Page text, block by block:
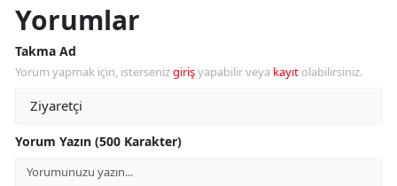
Yorumlar
Takma Ad
Yorum yapmak için, istersenizgirişyapabilir veya kayıt olabilirsiniz.
Yorum Yazın (500 Karakter)